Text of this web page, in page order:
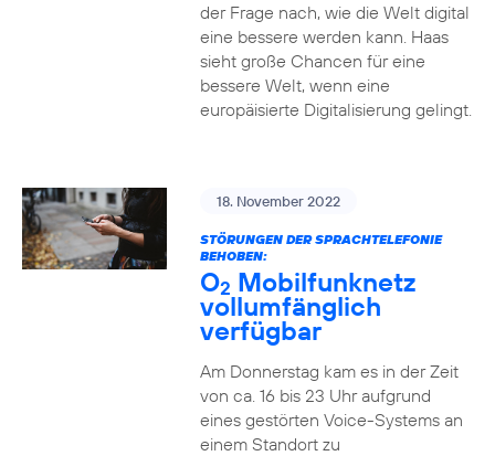
der Frage nach, wie die Welt digital
eine bessere werden kann. Haas
sieht große Chancen für eine
bessere Welt, wenn eine
europäisierte Digitalisierung gelingt.
18. November 2022
STÖRUNGEN DER SPRACHTELEFONIE
BEHOBEN:
O2 Mobilfunknetz
vollumfänglich
verfügbar
Am Donnerstag kam es in der Zeit
von ca. 16 bis 23 Uhr aufgrund
eines gestörten Voice-Systems an
einem Standort zu